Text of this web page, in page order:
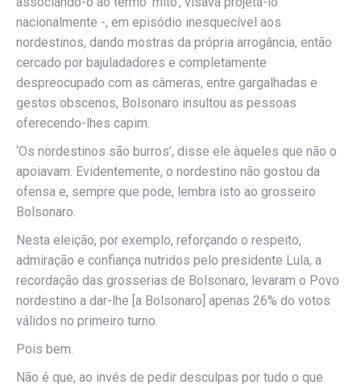
nacionalmente -, em episódio inesquecível aos
nordestinos, dando mostras da própria arrogância, então
cercado por bajuladadores e completamente
despreocupado com as câmeras, entre gargalhadas e
gestos obscenos, Bolsonaro insultou as pessoas
oferecendo-lhes capim.
‘Os nordestinos são burros’, disse ele àqueles que não o
apoiavam. Evidentemente, o nordestino não gostou da
ofensa e, sempre que pode, lembra isto ao grosseiro
Bolsonaro.
Nesta eleição, por exemplo, reforçando o respeito,
admiração e confiança nutridos pelo presidente Lula, a
recordação das grosserias de Bolsonaro, levaram o Povo
nordestino a dar-lhe [a Bolsonaro] apenas 26% do votos
válidos no primeiro turno.
Pois bem.
Não é que, ao invés de pedir desculpas por tudo o que